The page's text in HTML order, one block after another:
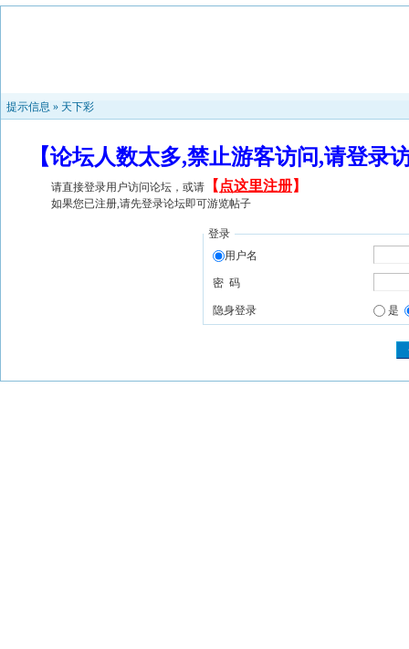
提示信息 » 天下彩
【论坛人数太多,禁止游客访问,请登
请直接登录用户访问论坛，或请 【 点这里注册】
如果您已注册,请先登录论坛即可游览帖子
登录
用户名
密 码
隐身登录 是